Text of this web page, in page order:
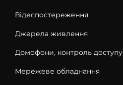
Відеспостереження
Джерела живлення
Домофони, контроль доступу
Мережеве обладнання